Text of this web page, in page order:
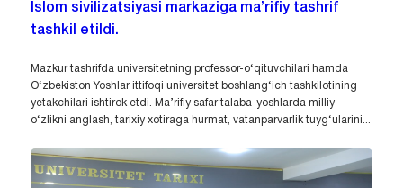
Islom sivilizatsiyasi markaziga ma’rifiy tashrif
tashkil etildi.
Mazkur tashrifda universitetning professor-o‘qituvchilari hamda
O‘zbekiston Yoshlar ittifoqi universitet boshlang‘ich tashkilotining
yetakchilari ishtirok etdi. Ma’rifiy safar talaba-yoshlarda milliy
o‘zlikni anglash, tarixiy xotiraga hurmat, vatanparvarlik tuyg‘ularini...